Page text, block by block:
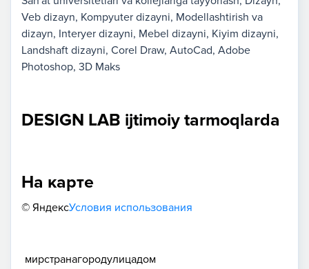
Veb dizayn Kompyuter dizayni Modellashtirish va
dizayn Interyer dizayni Mebel dizayni Kiyim dizayni
Landshaft dizayni Corel Draw AutoCad Adobe
Photoshop 3D Maks
DESIGN LAB ijtimoiy tarmoqlarda
На карте
© ЯндексУсловия использования
мирстранагородулицадом